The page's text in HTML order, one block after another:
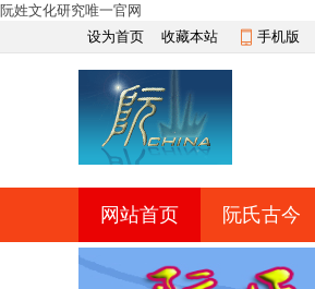
阮姓文化研究唯一官网
设为首页
收藏本站 手机版
快捷导航
网站首页 阮氏古今
网上祭祀